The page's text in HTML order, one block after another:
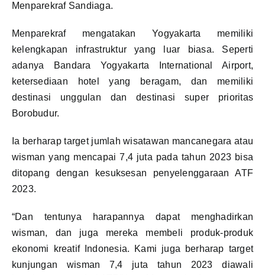
Menparekraf Sandiaga.
Menparekraf mengatakan Yogyakarta memiliki
kelengkapan infrastruktur yang luar biasa. Seperti
adanya Bandara Yogyakarta International Airport,
ketersediaan hotel yang beragam, dan memiliki
destinasi unggulan dan destinasi super prioritas
Borobudur.
Ia berharap target jumlah wisatawan mancanegara atau
wisman yang mencapai 7,4 juta pada tahun 2023 bisa
ditopang dengan kesuksesan penyelenggaraan ATF
2023.
“Dan tentunya harapannya dapat menghadirkan
wisman, dan juga mereka membeli produk-produk
ekonomi kreatif Indonesia. Kami juga berharap target
kunjungan wisman 7,4 juta tahun 2023 diawali